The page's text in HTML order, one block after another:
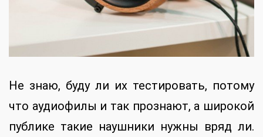
Не знаю, буду ли их тестировать, потому
что аудиофилы и так прознают, а широкой
публике такие наушники нужны вряд ли.